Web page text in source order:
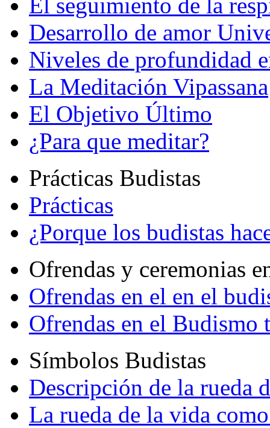
Desarrollo de amor
Niveles de profundidad
La Meditación Vipassana
El Objetivo Último
¿Para que meditar?
Prácticas Budistas
Prácticas
¿Porque los budistas
Ofrendas y ceremonias
Ofrendas en el en el
Ofrendas en el Budismo
Símbolos Budistas
Descripción de la rueda
La rueda de la vida